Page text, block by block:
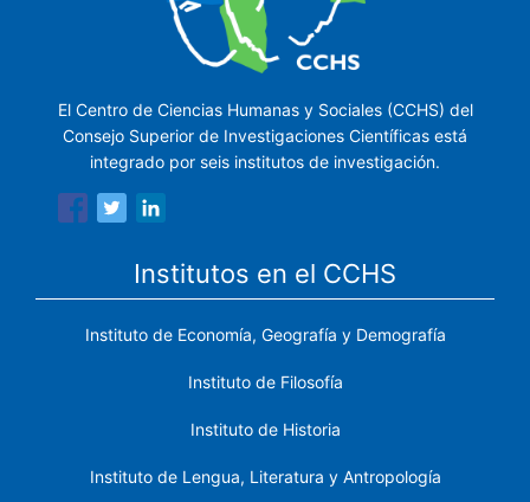
El Centro de Ciencias Humanas y Sociales (CCHS) del
Consejo Superior de Investigaciones Científicas está
integrado por seis institutos de investigación.
Institutos en el CCHS
Instituto de Economía, Geografía y Demografía
Instituto de Filosofía
Instituto de Historia
Instituto de Lengua, Literatura y Antropología